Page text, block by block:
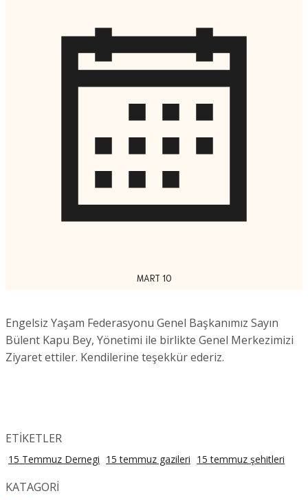
MART 10
Engelsiz Yaşam Federasyonu Genel Başkanımız Sayın
Bülent Kapu Bey, Yönetimi ile birlikte Genel Merkezimizi
Ziyaret ettiler. Kendilerine teşekkür ederiz.
ETİKETLER
15 Temmuz Dernegi 15 temmuz gazileri 15 temmuz şehitleri
KATAGORİ